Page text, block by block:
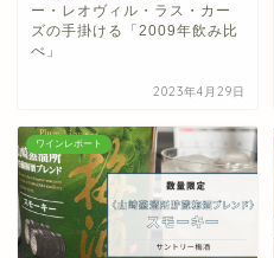
ー・レオヴィル・ラス・カー
ズの手掛ける「2009年飲み比
べ」
2023年4月29日
ワインレポート